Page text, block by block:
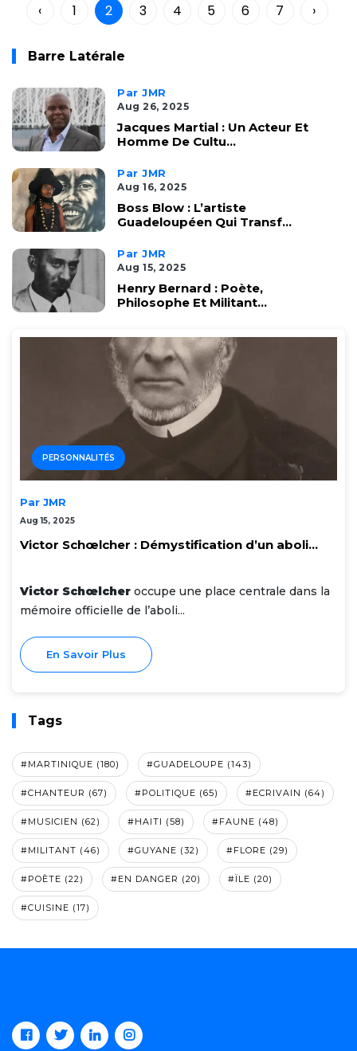
‹ 1 2 3 4 5 6 7 ›
Barre Latérale
Par JMR
Aug 26, 2025
Jacques Martial : Un Acteur Et
Homme De Cultu...
Par JMR
Aug 16, 2025
Boss Blow : L’artiste
Guadeloupéen Qui Transf...
Par JMR
Aug 15, 2025
Henry Bernard : Poète,
Philosophe Et Militant...
PERSONNALITÉS
Par JMR
Aug 15, 2025
Victor Schœlcher : Démystification d’un aboli...
Victor Schœlcher occupe une place centrale dans la
mémoire officielle de l’aboli...
En Savoir Plus
Tags
#MARTINIQUE (180) #GUADELOUPE (143)
#CHANTEUR (67) #POLITIQUE (65) #ECRIVAIN (64)
#MUSICIEN (62) #HAITI (58) #FAUNE (48)
#MILITANT (46) #GUYANE (32) #FLORE (29)
#POÈTE (22) #EN DANGER (20) #ÏLE (20)
#CUISINE (17)